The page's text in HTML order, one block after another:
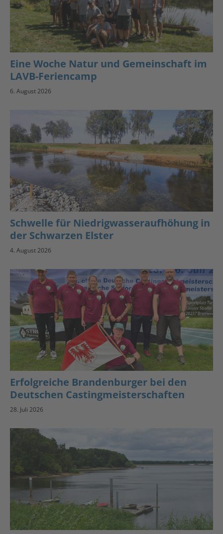
Eine Woche Natur und Gemeinschaft im
LAVB-Feriencamp
6. August 2026
Schwelle für Niedrigwasseraufhöhung in
der Schwarzen Elster
4. August 2026
Erfolgreiche Brandenburger bei den
Deutschen Castingmeisterschaften
28. Juli 2026